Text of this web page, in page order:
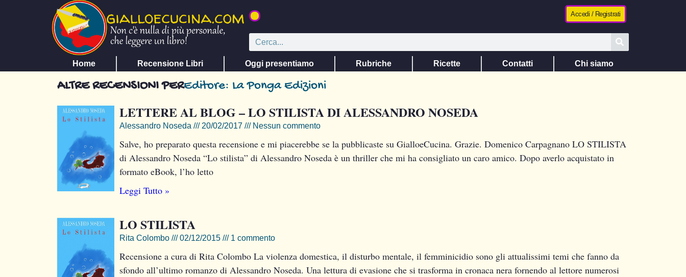
Accedi / Registrati
Home Recensione Libri Oggi presentiamo Rubriche Ricette Contatti Chi siamo
ALTRE RECENSIONI PEREditore: La Ponga Edizioni
LETTERE AL BLOG – LO STILISTA DI ALESSANDRO NOSEDA
Alessandro Noseda 20/02/2017 Nessun commento
Salve, ho preparato questa recensione e mi piacerebbe se la pubblicaste su GialloeCucina. Grazie. Domenico Carpagnano LO STILISTA
di Alessandro Noseda “Lo stilista” di Alessandro Noseda è un thriller che mi ha consigliato un caro amico. Dopo averlo acquistato in
formato eBook, l’ho letto
Leggi Tutto »
LO STILISTA
Rita Colombo 02/12/2015 1 commento
Recensione a cura di Rita Colombo La violenza domestica, il disturbo mentale, il femminicidio sono gli attualissimi temi che fanno da
sfondo all’ultimo romanzo di Alessandro Noseda. Una lettura di evasione che si trasforma in cronaca nera fornendo al lettore numerosi